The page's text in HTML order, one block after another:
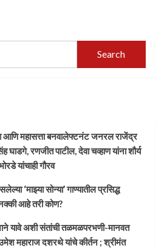
Search
आणि महासत्ता बनवालेफ्टनंट जनरल राजेंद्र
घाडगे, रणजीत पाटील, देवा चव्हाण यांना शौर्य
यांचाही गौरव
‘माझ्या सोन्या’ गाण्यातील प्रसिद्ध
आहे तरी कोण?
यावे अशी संतांची तळमळपरभणी-मानवत
महाराज दशरथे यांचे कीर्तन ; श्रीमंत